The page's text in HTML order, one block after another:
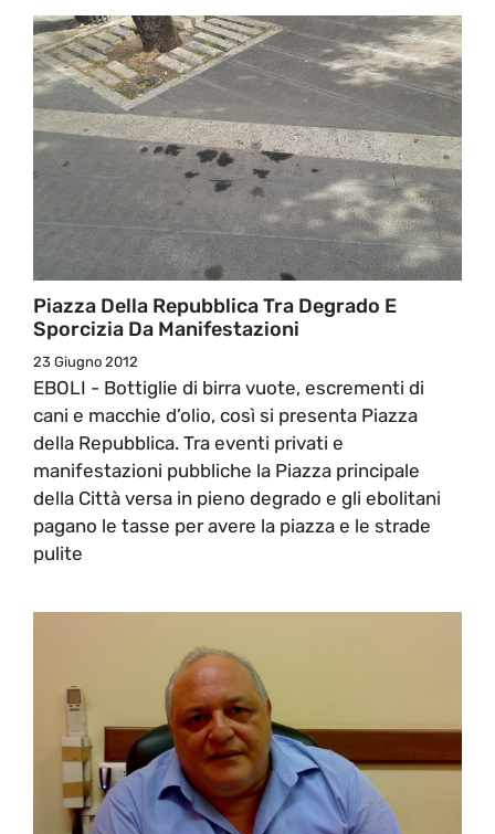
Piazza Della Repubblica Tra Degrado E
Sporcizia Da Manifestazioni
23 Giugno 2012
EBOLI - Bottiglie di birra vuote, escrementi di
cani e macchie d’olio, così si presenta Piazza
della Repubblica. Tra eventi privati e
manifestazioni pubbliche la Piazza principale
della Città versa in pieno degrado e gli ebolitani
pagano le tasse per avere la piazza e le strade
pulite